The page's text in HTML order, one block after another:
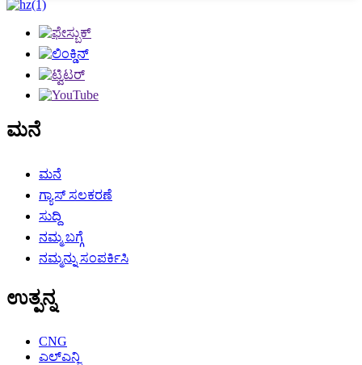
ಮನೆ
ಮನೆ
ಗ್ಯಾಸ್ ಸಲಕರಣೆ
ಸುದ್ದಿ
ನಮ್ಮ ಬಗ್ಗೆ
ನಮ್ಮನ್ನು ಸಂಪರ್ಕಿಸಿ
ಉತ್ಪನ್ನ
CNG
ಎಲ್ಎನ್ಜಿ